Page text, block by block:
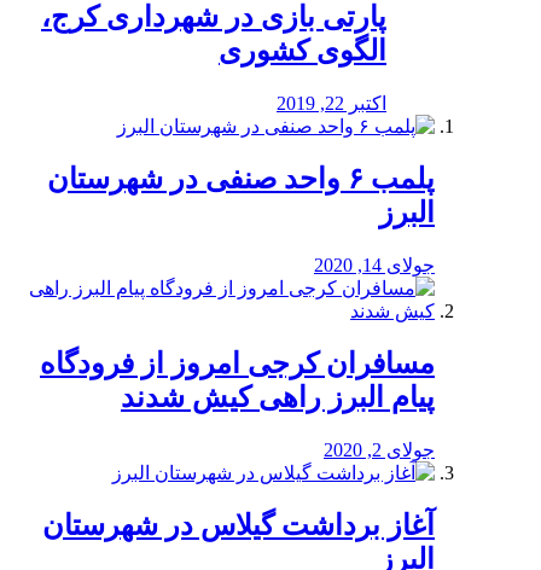
پارتی بازی در شهرداری کرج،
الگوی کشوری
اکتبر 22, 2019
پلمب ۶ واحد صنفی در شهرستان
البرز
جولای 14, 2020
مسافران کرجی امروز از فرودگاه
پیام البرز راهی کیش شدند
جولای 2, 2020
آغاز برداشت گیلاس در شهرستان
البرز